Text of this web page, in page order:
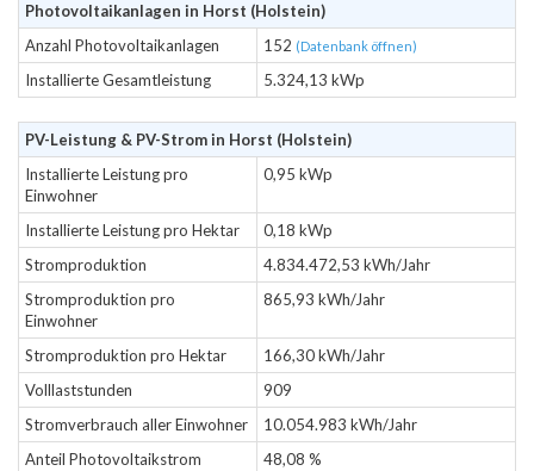
Photovoltaikanlagen in Horst (Holstein)
Anzahl Photovoltaikanlagen
152 (Datenbank öffnen)
Installierte Gesamtleistung 5.324,13 kWp
PV-Leistung & PV-Strom in Horst (Holstein)
Installierte Leistung pro
Einwohner
0,95 kWp
Installierte Leistung pro Hektar
0,18 kWp
Stromproduktion
4.834.472,53 kWh/Jahr
Stromproduktion pro
Einwohner
865,93 kWh/Jahr
Stromproduktion pro Hektar
166,30 kWh/Jahr
Volllaststunden
909
Stromverbrauch aller Einwohner
10.054.983 kWh/Jahr
Anteil Photovoltaikstrom
48,08 %